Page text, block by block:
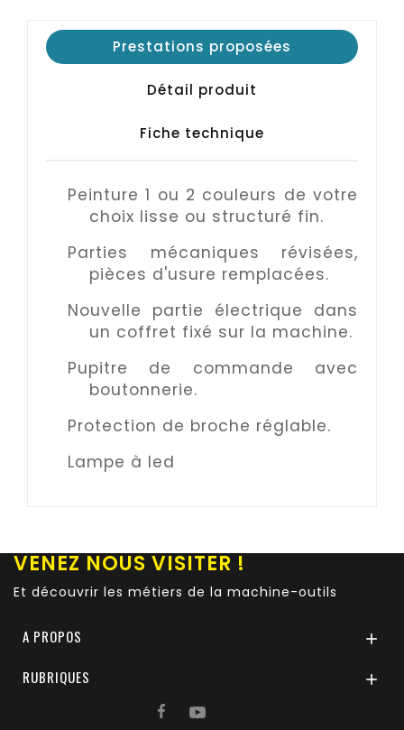
Prestations proposées
Détail produit
Fiche technique
Peinture 1 ou 2 couleurs de votre
choix lisse ou structuré fin.
Parties mécaniques révisées,
pièces d'usure remplacées.
Nouvelle partie électrique dans
un coffret fixé sur la machine.
Pupitre de commande avec
boutonnerie.
Protection de broche réglable.
Lampe à led
VENEZ NOUS VISITER !
Et découvrir les métiers de la machine-outils
A PROPOS 
RUBRIQUES 